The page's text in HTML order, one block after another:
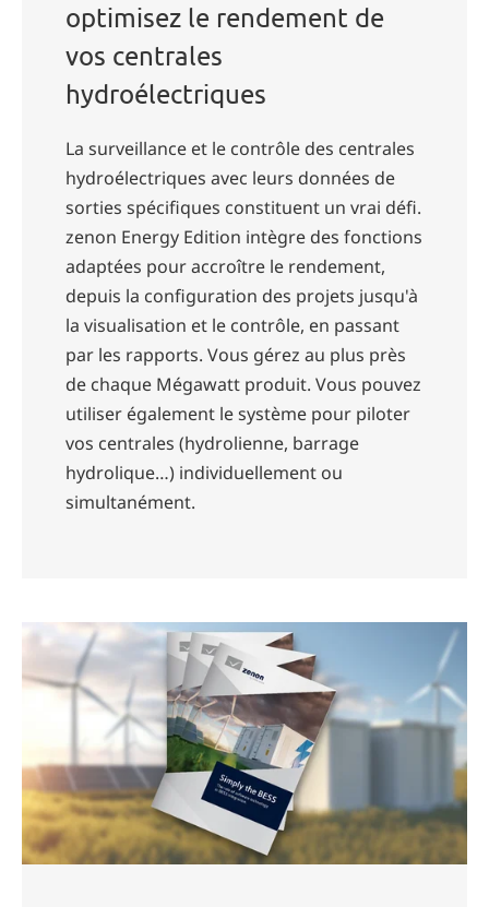
optimisez le rendement de
vos centrales
hydroélectriques
La surveillance et le contrôle des centrales
hydroélectriques avec leurs données de
sorties spécifiques constituent un vrai défi.
zenon Energy Edition intègre des fonctions
adaptées pour accroître le rendement,
depuis la configuration des projets jusqu'à
la visualisation et le contrôle, en passant
par les rapports. Vous gérez au plus près
de chaque Mégawatt produit. Vous pouvez
utiliser également le système pour piloter
vos centrales (hydrolienne, barrage
hydrolique…) individuellement ou
simultanément.